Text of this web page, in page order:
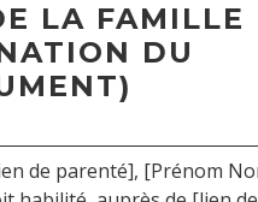
LA FAMILLE
DU
de parenté], [Prénom